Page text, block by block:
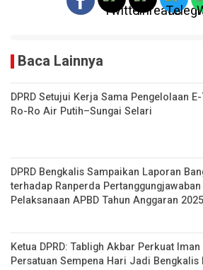
Baca Lainnya
DPRD Setujui Kerja Sama Pengelolaan
Ro-Ro Air Putih–Sungai Selari
DPRD Bengkalis Sampaikan Laporan
terhadap Ranperda Pertanggungjawaban
Pelaksanaan APBD Tahun Anggaran 2025
Ketua DPRD: Tabligh Akbar Perkuat
Persatuan Sempena Hari Jadi Bengkalis